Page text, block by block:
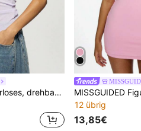
MISSGUIDED Trägerloses, drehbares Vorderkorset-Stil Oberteil für Partys, Clubs, Abendanlässe, Bardot-Passform, figurbetonter Crop-Top Bustier-Abendgarderobe, Twist-Design
12 übrig
13,85€